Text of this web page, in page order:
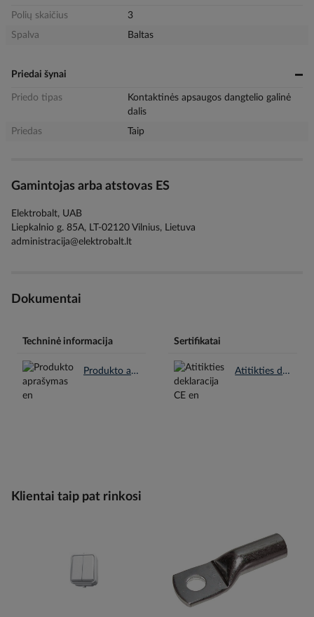
Polių skaičius
3
Spalva
Baltas
Priedai šynai
Priedo tipas
Kontaktinės apsaugos dangtelio galinė
dalis
Priedas
Taip
Gamintojas arba atstovas ES
Elektrobalt, UAB
Liepkalnio g. 85A, LT-02120 Vilnius, Lietuva
administracija@elektrobalt.lt
Dokumentai
Techninė informacija
Produkto aprašymas en.pdf
Sertifikatai
Atitikties deklaracija CE en.pdf
Klientai taip pat rinkosi